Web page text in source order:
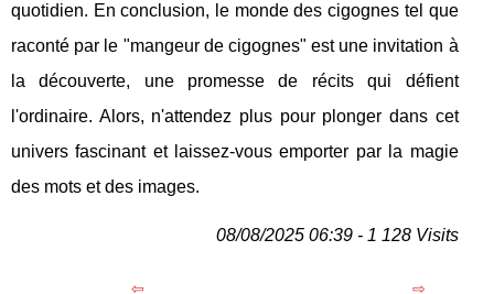
quotidien. En conclusion, le monde des cigognes tel que
raconté par le "mangeur de cigognes" est une invitation à
la découverte, une promesse de récits qui défient
l'ordinaire. Alors, n'attendez plus pour plonger dans cet
univers fascinant et laissez-vous emporter par la magie
des mots et des images.
08/08/2025 06:39 - 1 128 Visits